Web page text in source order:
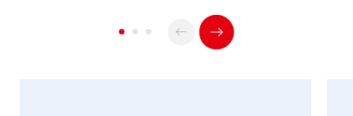
Manual
Los datos indicados son datos estándar. Además,
opcionalmente es posible una adaptación a otras
redes de suministro (por ejemplo, 230 V/60 Hz) (se